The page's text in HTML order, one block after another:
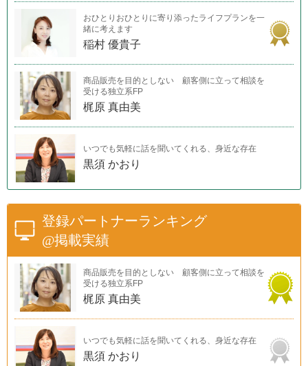
おひとりおひとりに寄り添ったライフプランを一
緒に考えます
稲村 優貴子
商品販売を目的としない 顧客側に立って相談を
受ける独立系FP
梶原 真由美
いつでも気軽に話を聞いてくれる、身近な存在
黒須 かおり
登録パートナーランキング
@掲載実績
商品販売を目的としない 顧客側に立って相談を
受ける独立系FP
梶原 真由美
いつでも気軽に話を聞いてくれる、身近な存在
黒須 かおり